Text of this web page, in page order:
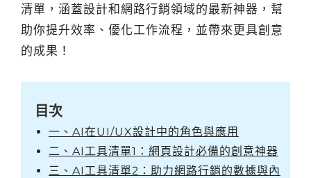
清單，涵蓋設計和網路行銷領域的最新神器，幫
助你提升效率、優化工作流程，並帶來更具創意
的成果！
目次
一、AI在UI/UX設計中的角色與應用
二、AI工具清單1：網頁設計必備的創意神器
三、AI工具清單2：助力網路行銷的數據與內